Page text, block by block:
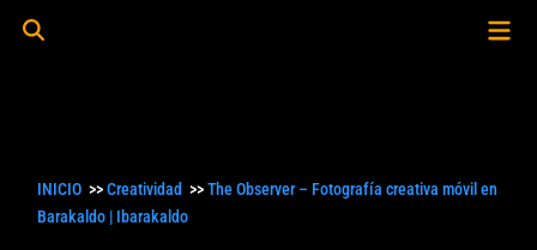
Abrir
INICIO >>Creatividad >>The Observer – Fotografía creativa móvil en
Barakaldo | Ibarakaldo